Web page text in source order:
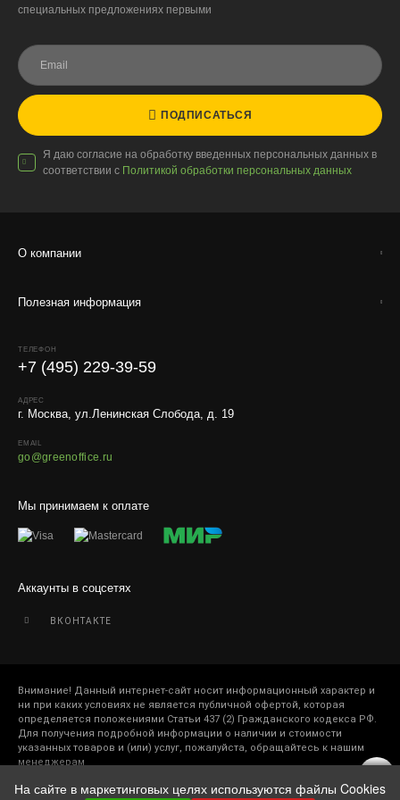
сохранность растений.
Стоимость доставки до вашего города зависит от тарифов ТК,
Условия
грунты.
Отправляем кашпо, горшки, инвентарь и
специальных предложениях первыми
ПОДПИСАТЬСЯ
Я даю согласие на обработку введенных персональных данных в
соответствии с Политикой обработки персональных данных
О компании
Полезная информация
Мы принимаем к оплате
Аккаунты в соцсетях
ВКОНТАКТЕ
ТЕЛЕФОН
+7 (495) 229-39-59
АДРЕС
г. Москва, ул.Ленинская Слобода, д. 19
EMAIL
go@greenoffice.ru
Внимание! Данный интернет-сайт носит информационный характер и
ни при каких условиях не является публичной офертой, которая
определяется положениями Статьи 437 (2) Гражданского кодекса РФ.
Для получения подробной информации о наличии и стоимости
указанных товаров и (или) услуг, пожалуйста, обращайтесь к нашим
менеджерам
На сайте в маркетинговых целях используются файлы Cookies